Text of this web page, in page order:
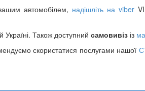
автомобілем, надішліть на viber
Україні. Також доступнийсамовивіз із
скористатися послугами нашої